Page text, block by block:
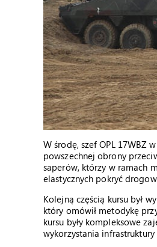
W środę, szef OPL 17WBZ
powszechnej obrony
saperów, którzy w ramach
elastycznych pokryć
Kolejną częścią kursu był
który omówił metodykę
kursu były kompleksowe
wykorzystania